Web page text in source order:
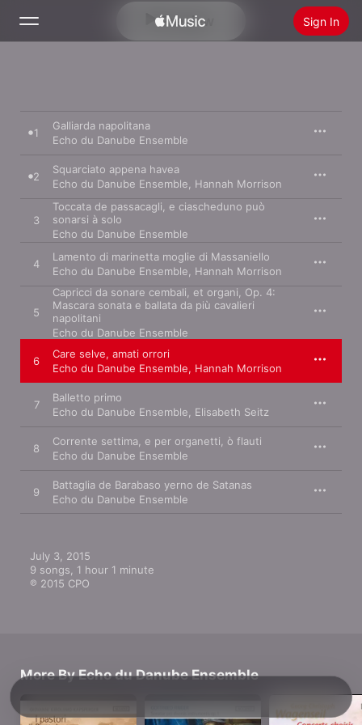
Sign In
Radio
Install Apple Music
Preview
1
Galliarda napolitana
Echo du Danube Ensemble
2
Squarciato appena havea
Echo du Danube Ensemble
Hannah Morrison
3
Toccata de passacagli, e ciascheduno può
sonarsi à solo
Echo du Danube Ensemble
4
Lamento di marinetta moglie di Massaniello
Echo du Danube Ensemble
Hannah Morrison
5
Capricci da sonare cembali, et organi, Op. 4:
Mascara sonata e ballata da più cavalieri
napolitani
Echo du Danube Ensemble
6
Care selve, amati orrori
Echo du Danube Ensemble, Hannah Morrison
7
Balletto primo
Echo du Danube Ensemble
Elisabeth Seitz
8
Corrente settima, e per organetti, ò flauti
Echo du Danube Ensemble
9
Battaglia de Barabaso yerno de Satanas
Echo du Danube Ensemble
July 3, 2015
9 songs, 1 hour 1 minute
℗ 2015 CPO
More By Echo du Danube Ensemble